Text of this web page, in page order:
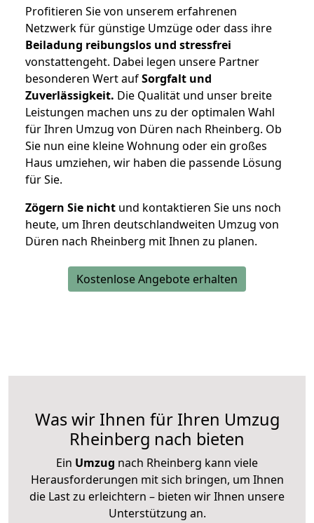
Profitieren Sie von unserem erfahrenen
Netzwerk für günstige Umzüge oder dass ihre
Beiladung reibungslos und stressfrei
vonstattengeht. Dabei legen unsere Partner
besonderen Wert aufSorgfalt und
Zuverlässigkeit. Die Qualität und unser breite
Leistungen machen uns zu der optimalen Wahl
für Ihren Umzug von Düren nach Rheinberg. Ob
Sie nun eine kleine Wohnung oder ein großes
Haus umziehen, wir haben die passende Lösung
für Sie.
Zögern Sie nicht und kontaktieren Sie uns noch
heute, um Ihren deutschlandweiten Umzug von
Düren nach Rheinberg mit Ihnen zu planen.
Kostenlose Angebote erhalten
Was wir Ihnen für Ihren Umzug
Rheinberg nach bieten
Ein Umzug nach Rheinberg kann viele
Herausforderungen mit sich bringen, um Ihnen
die Last zu erleichtern – bieten wir Ihnen unsere
Unterstützung an.